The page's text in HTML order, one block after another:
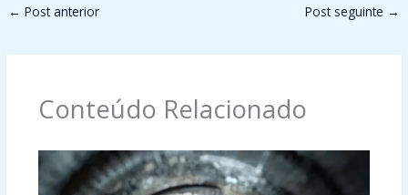
← Post anterior Post seguinte →
Conteúdo Relacionado